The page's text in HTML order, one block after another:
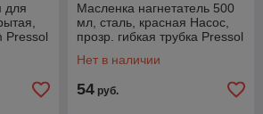
для
Pressol
Масленка нагнетатель 500
мл, сталь, красная Насос,
прозр. гибкая трубка Pressol
Нет в наличии
54 руб.